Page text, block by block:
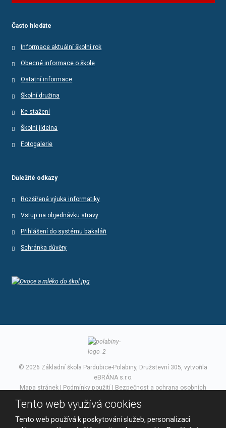
Často hledáte
Informace aktuální školní rok
Obecné informace o škole
Ostatní informace
Školní družina
Ke stažení
Školní jídelna
Fotogalerie
Důležité odkazy
Rozšířená výuka informatiky
Vstup na objednávku stravy
Přihlášení do systému bakaláři
Schránka důvěry
© 2026 Základní škola Pardubice-Polabiny, Družstevní 305, vytvořila
eBRÁNA s.r.o.
Mapa stránek | Podmínky použití | Bezpečnost a ochrana osobních
Tento web využívá cookies
Tento web používá k poskytování služeb, personalizaci